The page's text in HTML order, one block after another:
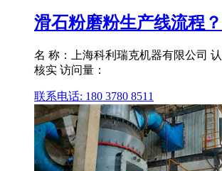
滑石粉磨粉生产线流程？
名 称：上海科利瑞克机器有限公司
核实 访问量：
联系电话: 180 3780 8511